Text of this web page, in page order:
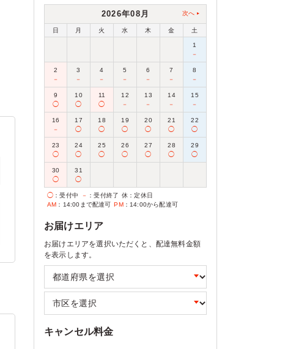
2026年08月 次へ
日 月 火 水 木 金 土
1
－
2
－
3
－
4
－
5
－
6
－
7
－
8
－
9
◯
10
◯
11
◯
12
－
13
－
14
－
15
－
16
－
17
◯
18
◯
19
◯
20
◯
21
◯
22
◯
23
◯
24
◯
25
◯
26
◯
27
◯
28
◯
29
◯
30
◯
31
◯
◯ ：受付中 － ：受付終了 休 ：定休日
AM ：14:00まで配達可 PM：14:00から配達可
お届けエリア
お届けエリアを選択いただくと、配達無料金額
を表示します。
キャンセル料金